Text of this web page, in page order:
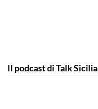
Il podcast di Talk Sicilia